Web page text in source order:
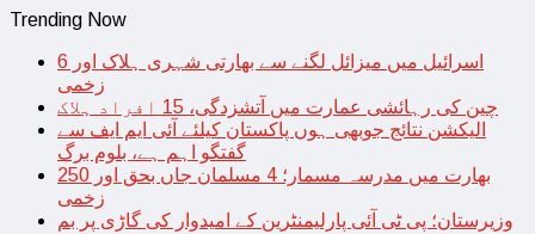
Trending Now
اسرائیل میں میزائل لگنے سے بھارتی شہری ہلاک اور 6
زخمی
چین کی رہائشی عمارت میں آتشزدگی، 15 افراد ہلاک
الیکشن نتائج جوبھی ہوں پاکستان کیلئے آئی ایم ایف سے
گفتگو اہم ہے، بلوم برگ
بھارت میں مدرسہ مسمار؛ 4 مسلمان جاں بحق اور 250
زخمی
وزیرستان؛ پی ٹی آئی پارلیمنٹرین کے امیدوار کی گاڑی پر بم